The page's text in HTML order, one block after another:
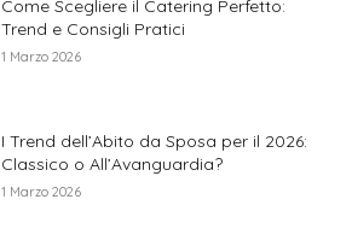
Come Scegliere il Catering Perfetto:
Trend e Consigli Pratici
1 Marzo 2026
I Trend dell’Abito da Sposa per il 2026:
Classico o All’Avanguardia?
1 Marzo 2026